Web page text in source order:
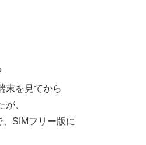
末を見てから
、
SIMフリー版に